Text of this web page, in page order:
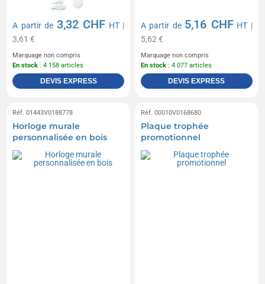
A partir de 3,32 CHF HT|
3,61 €
Marquage non compris
En stock : 4 158 articles
DEVIS EXPRESS
A partir de 5,16 CHF HT |
5,62 €
Marquage non compris
En stock : 4 077 articles
DEVIS EXPRESS
Réf. 01443V0188778
Horloge murale
personnalisée en bois
Réf. 00010V0168680
Plaque trophée
promotionnel